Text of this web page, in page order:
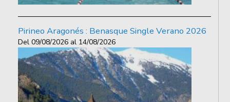
Pirineo Aragonés : Benasque Single Verano 2026
Del09/08/2026 al 14/08/2026